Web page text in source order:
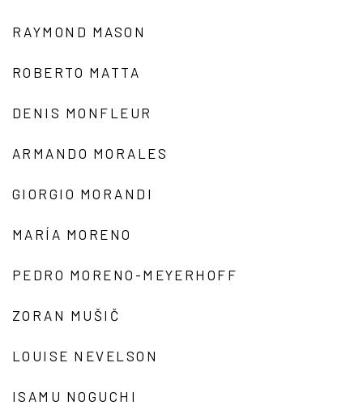
RAYMOND MASON
ROBERTO MATTA
DENIS MONFLEUR
ARMANDO MORALES
GIORGIO MORANDI
MARÍA MORENO
PEDRO MORENO-MEYERHOFF
ZORAN MUŠIČ
LOUISE NEVELSON
ISAMU NOGUCHI